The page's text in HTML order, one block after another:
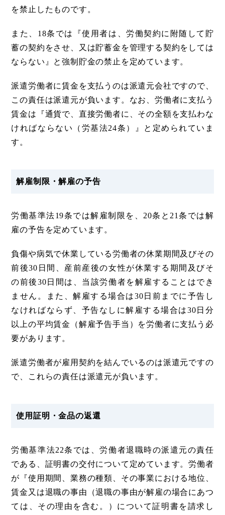
を禁止したものです。
また、18条では『使用者は、労働契約に附随して貯
蓄の契約をさせ、又は貯蓄金を管理する契約をしては
ならない』と強制貯金の禁止を定めています。
派遣労働者に賃金を支払うのは派遣元会社ですので、
この責任は派遣元が負います。なお、労働者に支払う
賃金は『通貨で、直接労働者に、その全額を支払わな
ければならない（労基法24条）』と定められていま
す。
解雇制限・解雇の予告
労働基準法19条では解雇制限を、20条と21条では解
雇の予告を定めています。
負傷や病気で休業している労働者の休業期間及びその
前後30日間、産前産後の女性が休業する期間及びそ
の前後30日間は、当該労働者を解雇することはでき
ません。また、解雇する場合は30日前までに予告し
なければならず、予告なしに解雇する場合は30日分
以上の平均賃金（解雇予告手当）を労働者に支払う必
要があります。
派遣労働者が雇用契約を結んでいるのは派遣元ですの
で、これらの責任は派遣元が負います。
使用証明・金品の返還
労働基準法22条では、労働者退職時の派遣元の責任
である、証明書の交付について定めています。労働者
が『使用期間、業務の種類、その事業における地位、
賃金又は退職の事由（退職の事由が解雇の場合にあつ
ては、その理由を含む。）について証明書を請求し